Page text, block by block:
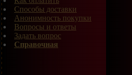
Способы доставки
Анонимность покупки
Вопросы и ответы
Задать вопрос
Справочная